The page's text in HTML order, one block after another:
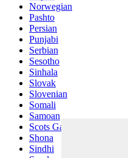
Norwegian
Pashto
Persian
Punjabi
Serbian
Sesotho
Sinhala
Slovak
Slovenian
Somali
Samoan
Scots Gaelic
Shona
Sindhi